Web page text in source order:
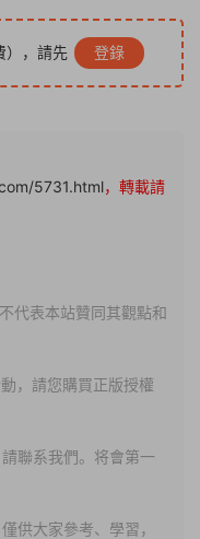
），請先 登錄
5731.html，轉載請
代表本站贊同其觀點和
，請您購買正版授權
聯系我們。将會第一
供大家參考、學習，